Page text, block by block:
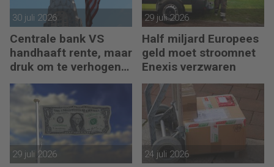
30 juli 2026
Centrale bank VS
handhaaft rente, maar
druk om te verhogen
neemt toe
29 juli 2026
Half miljard Europees
geld moet stroomnet
Enexis verzwaren
29 juli 2026 24 juli 2026